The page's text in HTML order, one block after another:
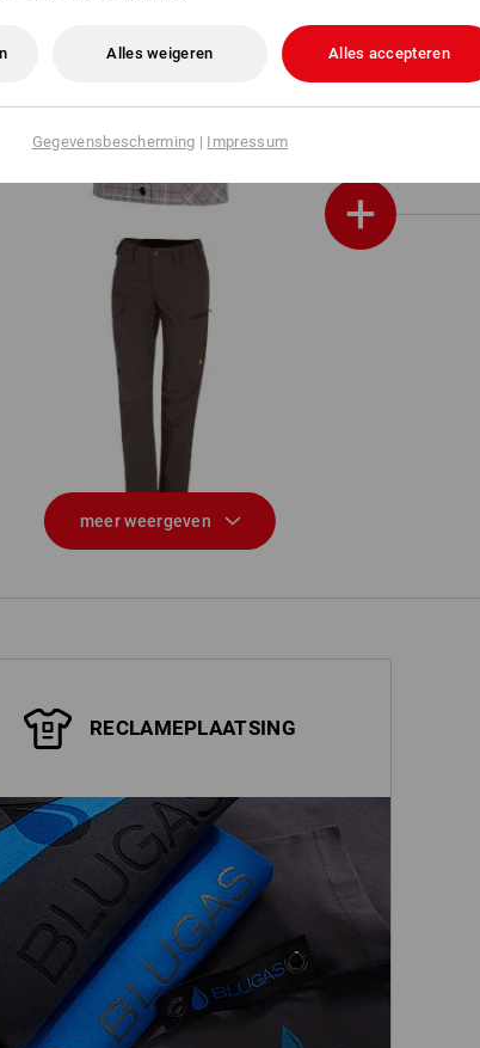
+
Werkjack 3/4-mouw e.s.fusion, dames
e.s. Werkbroek pocket, dames e.s.
meer weergeven
RECLAMEPLAATSING
Alles weigeren Alles accepteren
Gegevensbescherming | Impressum